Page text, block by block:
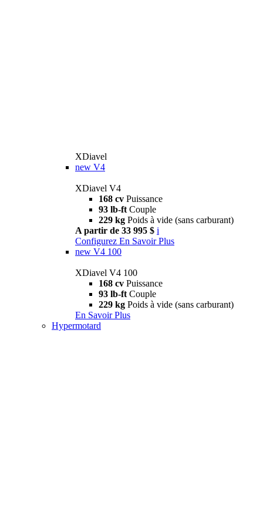
XDiavel
new V4
XDiavel V4
168 cv Puissance
93 lb-ft Couple
229 kg Poids à vide (sans carburant)
A partir de 33 995 $ i
Configurez En Savoir Plus
new V4 100
XDiavel V4 100
168 cv Puissance
93 lb-ft Couple
229 kg Poids à vide (sans carburant)
En Savoir Plus
Hypermotard